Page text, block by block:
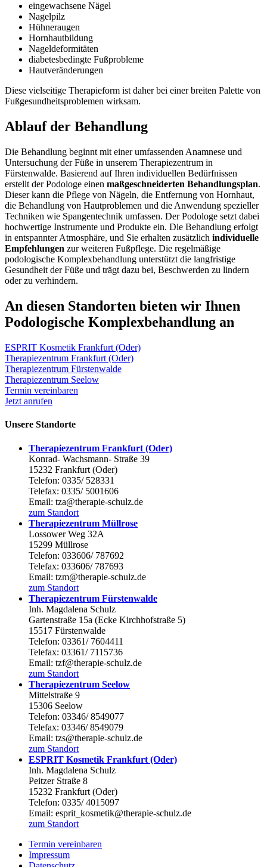
eingewachsene Nägel
Nagelpilz
Hühneraugen
Hornhautbildung
Nageldeformitäten
diabetesbedingte Fußprobleme
Hautveränderungen
Diese vielseitige Therapieform ist daher bei einer breiten Palette von
Fußgesundheitsproblemen wirksam.
Ablauf der Behandlung
Die Behandlung beginnt mit einer umfassenden Anamnese und
Untersuchung der Füße in unserem Therapiezentrum in
Fürstenwalde. Basierend auf Ihren individuellen Bedürfnissen
erstellt der Podologe einen maßgeschneiderten Behandlungsplan.
Dieser kann die Pflege von Nägeln, die Entfernung von Hornhaut,
die Behandlung von Hautproblemen und die Anwendung spezieller
Techniken wie Spangentechnik umfassen. Der Podologe setzt dabei
hochwertige Instrumente und Produkte ein. Die Behandlung erfolgt
in entspannter Atmosphäre, und Sie erhalten zusätzlich individuelle
Empfehlungen zur weiteren Fußpflege. Die regelmäßige
podologische Komplexbehandlung unterstützt die langfristige
Gesundheit der Füße und trägt dazu bei, Beschwerden zu lindern
oder zu verhindern.
An diesen Standorten bieten wir Ihnen
Podologische Komplexbehandlung an
ESPRIT Kosmetik Frankfurt (Oder)
Therapiezentrum Frankfurt (Oder)
Therapiezentrum Fürstenwalde
Therapiezentrum Seelow
Termin vereinbaren
Jetzt anrufen
Unsere Standorte
Therapiezentrum Frankfurt (Oder)
Konrad- Wachsmann- Straße 39
15232 Frankfurt (Oder)
Telefon: 0335/ 528331
Telefax: 0335/ 5001606
Email: tza@therapie-schulz.de
zum Standort
Therapiezentrum Müllrose
Lossower Weg 32A
15299 Müllrose
Telefon: 033606/ 787692
Telefax: 033606/ 787693
Email: tzm@therapie-schulz.de
zum Standort
Therapiezentrum Fürstenwalde
Inh. Magdalena Schulz
Gartenstraße 15a (Ecke Kirchhofstraße 5)
15517 Fürstenwalde
Telefon: 03361/ 7604411
Telefax: 03361/ 7115736
Email: tzf@therapie-schulz.de
zum Standort
Therapiezentrum Seelow
Mittelstraße 9
15306 Seelow
Telefon: 03346/ 8549077
Telefax: 03346/ 8549079
Email: tzs@therapie-schulz.de
zum Standort
ESPRIT Kosmetik Frankfurt (Oder)
Inh. Magdalena Schulz
Peitzer Straße 8
15232 Frankfurt (Oder)
Telefon: 0335/ 4015097
Email: esprit_kosmetik@therapie-schulz.de
zum Standort
Termin vereinbaren
Impressum